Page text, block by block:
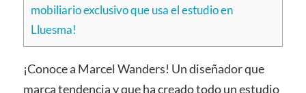
mobiliario exclusivo que usa el estudio en
Lluesma!
¡Conoce a Marcel Wanders! Un diseñador que
marca tendencia y que ha creado todo un estudio